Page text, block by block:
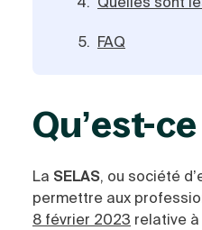
FAQ
Qu’est-
La SELAS, ou société
permettre aux
8 février 2023 relative